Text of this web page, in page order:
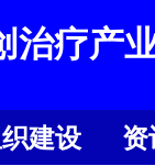
建设
资
治疗产